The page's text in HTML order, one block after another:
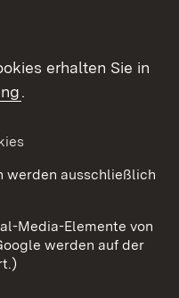
erhalten Sie in
.
werden ausschließlich
Media-Elemente von
werden auf der